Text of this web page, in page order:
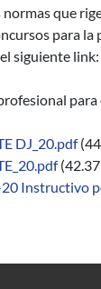
que
para la
siguiente
DJ_20.pdf
20 Instructivo